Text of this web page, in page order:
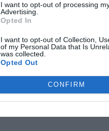
I want to opt-out of processing
Advertising.
Opted In
I want to opt-out of Collection,
of my Personal Data that Is
was collected.
Opted Out
CONFIRM